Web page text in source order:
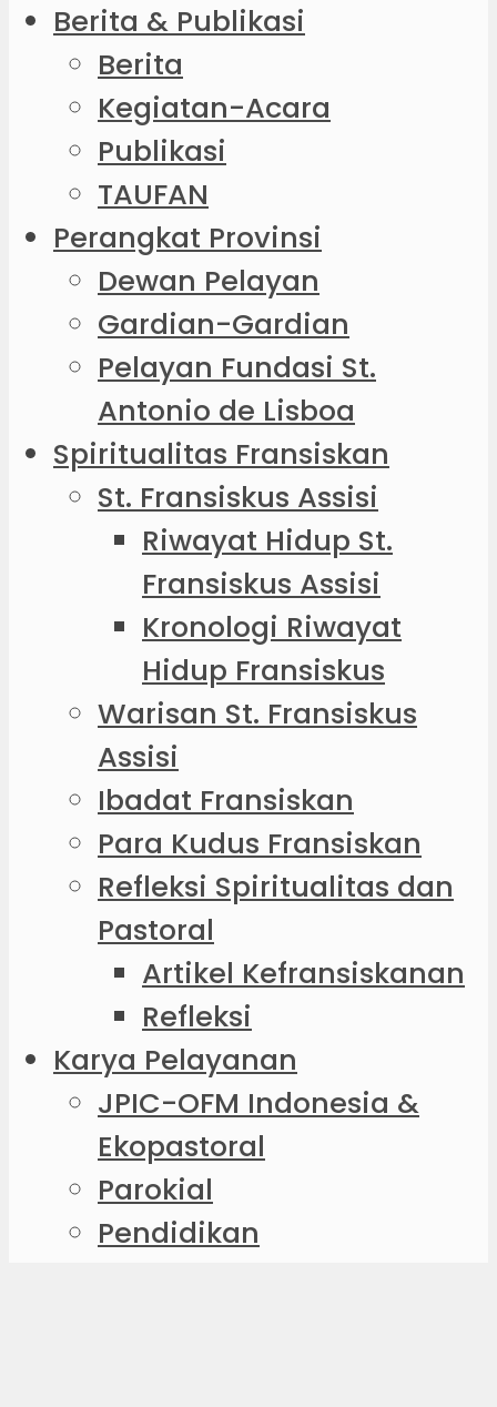
Berita & Publikasi
Berita
Kegiatan-Acara
Publikasi
TAUFAN
Perangkat Provinsi
Dewan Pelayan
Gardian-Gardian
Pelayan Fundasi St.
Antonio de Lisboa
Spiritualitas Fransiskan
St. Fransiskus Assisi
Riwayat Hidup St.
Fransiskus Assisi
Kronologi Riwayat
Hidup Fransiskus
Warisan St. Fransiskus
Assisi
Ibadat Fransiskan
Para Kudus Fransiskan
Refleksi Spiritualitas dan
Pastoral
Artikel Kefransiskanan
Refleksi
Karya Pelayanan
JPIC-OFM Indonesia &
Ekopastoral
Parokial
Pendidikan